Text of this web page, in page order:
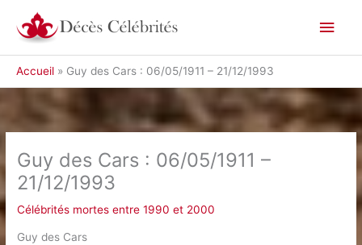
contenu
Accueil Guy des Cars : 06/05/1911 – 21/12/1993
Guy des Cars : 06/05/1911 –
21/12/1993
Célébrités mortes entre 1990 et 2000
Guy des Cars